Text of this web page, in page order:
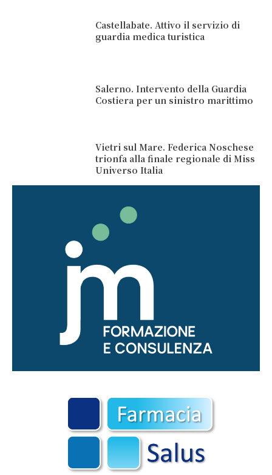
Castellabate. Attivo il servizio di
guardia medica turistica
Salerno. Intervento della Guardia
Costiera per un sinistro marittimo
Vietri sul Mare. Federica Noschese
trionfa alla finale regionale di Miss
Universo Italia